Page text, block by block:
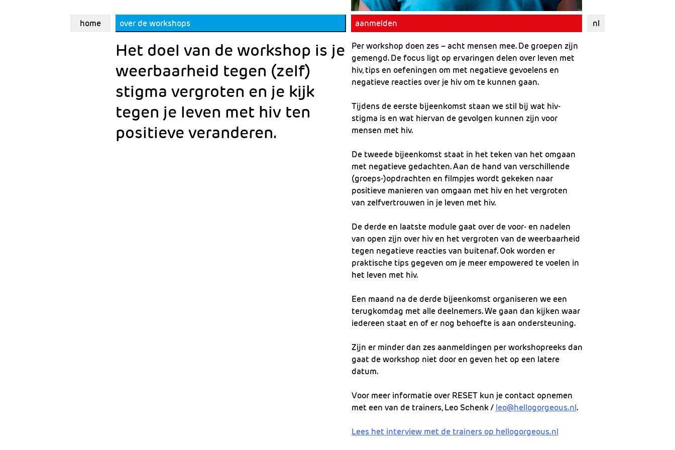
Reset Workshops
Normaliseren van hiv door het stigma te bestrijden
home
over de workshops aanmelden nl
Het doel van de workshop is je
weerbaarheid tegen (zelf)
stigma vergroten en je kijk
tegen je leven met hiv ten
positieve veranderen.
Per workshop doen zes – acht mensen mee. De groepen zijn
gemengd. De focus ligt op ervaringen delen over leven met
hiv, tips en oefeningen om met negatieve gevoelens en
negatieve reacties over je hiv om te kunnen gaan.
Tijdens de eerste bijeenkomst staan we stil bij wat hiv-
stigma is en wat hiervan de gevolgen kunnen zijn voor
mensen met hiv.
De tweede bijeenkomst staat in het teken van het omgaan
met negatieve gedachten. Aan de hand van verschillende
(groeps-)opdrachten en filmpjes wordt gekeken naar
positieve manieren van omgaan met hiv en het vergroten
van zelfvertrouwen in je leven met hiv.
De derde en laatste module gaat over de voor- en nadelen
van open zijn over hiv en het vergroten van de weerbaarheid
tegen negatieve reacties van buitenaf. Ook worden er
praktische tips gegeven om je meer empowered te voelen in
het leven met hiv.
Een maand na de derde bijeenkomst organiseren we een
terugkomdag met alle deelnemers. We gaan dan kijken waar
iedereen staat en of er nog behoefte is aan ondersteuning.
Zijn er minder dan zes aanmeldingen per workshopreeks dan
gaat de workshop niet door en geven het op een latere
datum.
Voor meer informatie over RESET kun je contact opnemen
met een van de trainers, Leo Schenk / leo@hellogorgeous.nl.
Lees het interview met de trainers op hellogorgeous.nl